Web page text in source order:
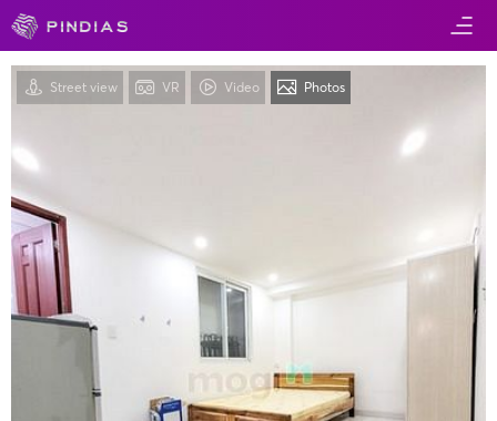
Street view VR Video Photos